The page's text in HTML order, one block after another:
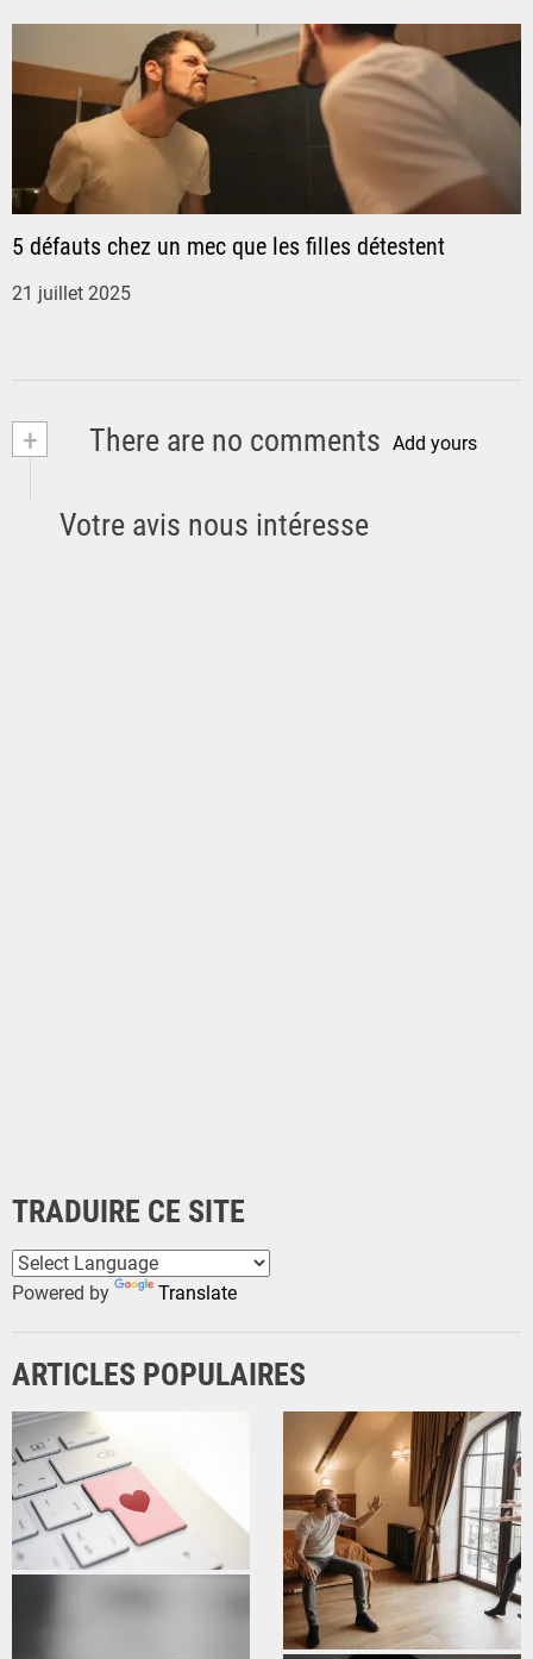
t
c
l
e
5 défauts chez un mec que les filles détestent
21 juillet 2025
+ There are no comments Add yours
Votre avis nous intéresse
TRADUIRE CE SITE
Powered by Translate
ARTICLES POPULAIRES